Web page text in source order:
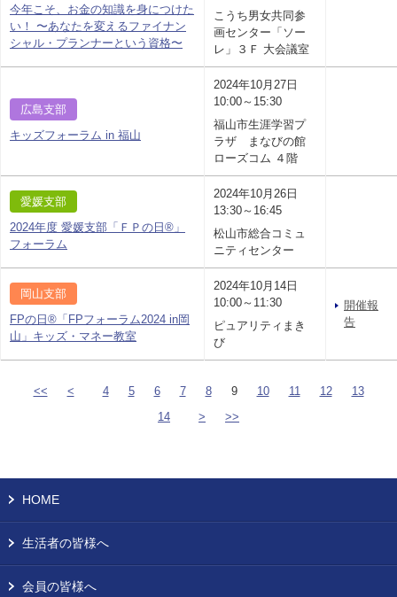
今年こそ、お金の知識を身につけた
い！ 〜あなたを変えるファイナン
シャル・プランナーという資格〜
こうち男女共同参
画センター「ソー
レ」３Ｆ 大会議室
広島支部
キッズフォーラム in 福山
2024年10月27日
10:00～15:30
福山市生涯学習プ
ラザ まなびの館
ローズコム ４階
愛媛支部
2024年度 愛媛支部「ＦＰの日®」
フォーラム
2024年10月26日
13:30～16:45
松山市総合コミュ
ニティセンター
岡山支部
FPの日®「FPフォーラム2024 in岡
山」キッズ・マネー教室
2024年10月14日
10:00～11:30
ピュアリティまき
び
開催報
告
<< < 4 5 6 7 8 9 10 11 12
13
14
> >>
HOME
生活者の皆様へ
会員の皆様へ